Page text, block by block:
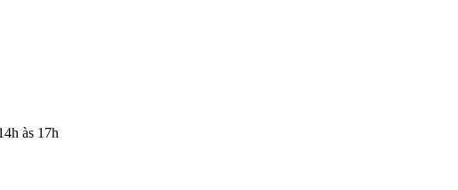
às 17h